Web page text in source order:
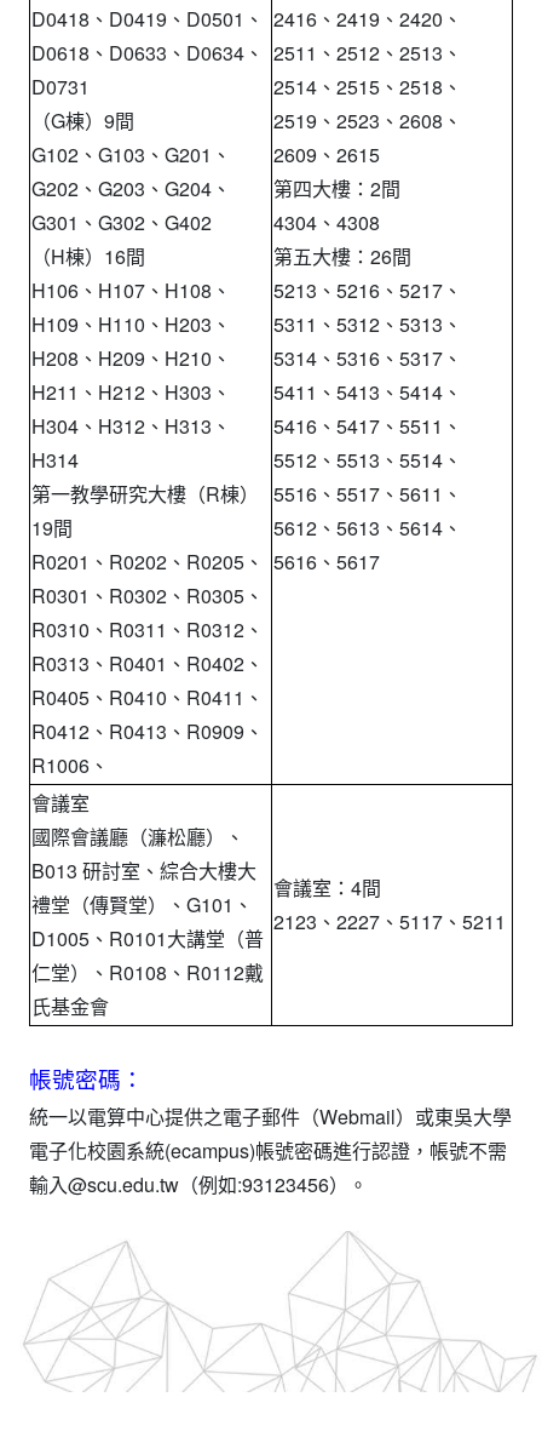
D0418、D0419、D0501、
D0618、D0633、D0634、
D0731
（G棟）9間
G102、G103、G201、
G202、G203、G204、
G301、G302、G402
（H棟）16間
H106、H107、H108、
H109、H110、H203、
H208、H209、H210、
H211、H212、H303、
H304、H312、H313、
H314
第一教學研究大樓（R棟）
19間
R0201、R0202、R0205、
R0301、R0302、R0305、
R0310、R0311、R0312、
R0313、R0401、R0402、
R0405、R0410、R0411、
R0412、R0413、R0909、
R1006、
2416、2419、2420、
2511、2512、2513、
2514、2515、2518、
2519、2523、2608、
2609、2615
第四大樓：2間
4304、4308
第五大樓：26間
5213、5216、5217、
5311、5312、5313、
5314、5316、5317、
5411、5413、5414、
5416、5417、5511、
5512、5513、5514、
5516、5517、5611、
5612、5613、5614、
5616、5617
會議室
國際會議廳（濂松廳）、
B013 研討室、綜合大樓大
禮堂（傳賢堂）、G101、
D1005、R0101大講堂（普
仁堂）、R0108、R0112戴
氏基金會
會議室：4間
2123、2227、5117、5211
帳號密碼：
統一以電算中心提供之電子郵件（Webmail）或東吳大學
電子化校園系統(ecampus)帳號密碼進行認證，帳號不需
輸入@scu.edu.tw（例如:93123456）。